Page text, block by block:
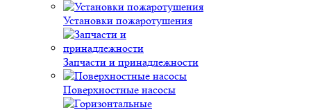
Установки пожаротушения
Запчасти и принадлежности
Поверхностные насосы